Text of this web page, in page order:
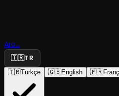
Ara...
🇹🇷TR
🇹🇷Türkçe 🇬🇧English 🇫🇷